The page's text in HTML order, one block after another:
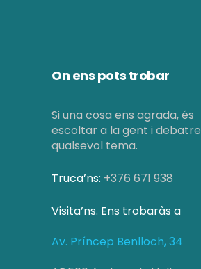
On ens pots trobar
Si una cosa ens agrada, és
escoltar a la gent i debatre
qualsevol tema.
Truca’ns: +376 671 938
Visita’ns. Ens trobaràs a
Av. Príncep Benlloch, 34